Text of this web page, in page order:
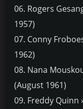
06. Rogers
1957)
07. Conny
1962)
08. Nana
(August 1961)
09. Freddy Quinn